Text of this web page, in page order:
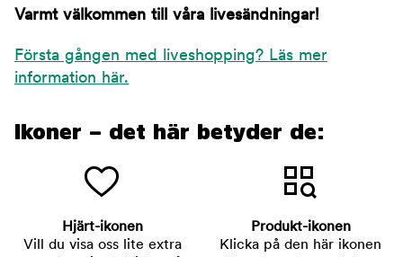
Varmt välkommen till våra livesändningar!
Första gången med liveshopping? Läs mer
information här.
Ikoner – det här betyder de:
Hjärt-ikonen
Vill du visa oss lite extra
Produkt-ikonen
Klicka på den här ikonen